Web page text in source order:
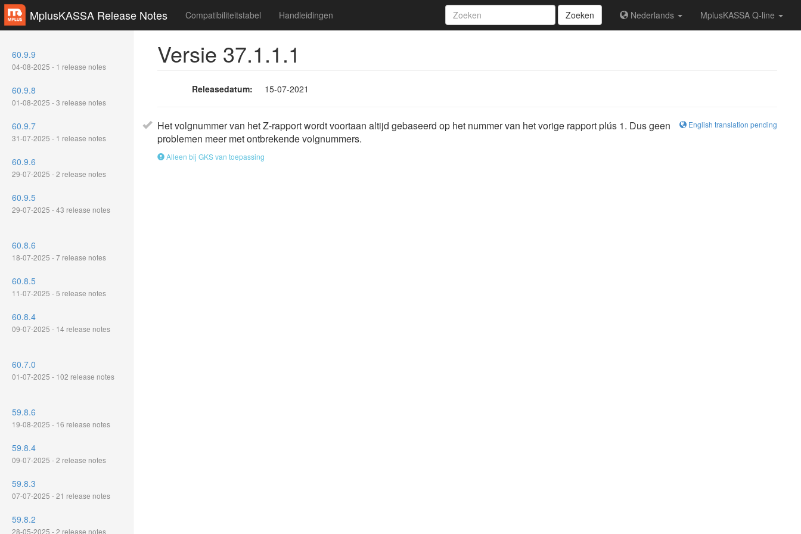
MplusKASSA Release Notes Zoeken Nederlands MplusKASSA Q-line
Compatibiliteitstabel Handleidingen
60.9.9
04-08-2025 - 1 release notes
60.9.8
01-08-2025 - 3 release notes
60.9.7
31-07-2025 - 1 release notes
60.9.6
29-07-2025 - 2 release notes
60.9.5
29-07-2025 - 43 release notes
60.8.6
18-07-2025 - 7 release notes
60.8.5
11-07-2025 - 5 release notes
60.8.4
09-07-2025 - 14 release notes
60.7.0
01-07-2025 - 102 release notes
59.8.6
19-08-2025 - 16 release notes
59.8.4
09-07-2025 - 2 release notes
59.8.3
07-07-2025 - 21 release notes
59.8.2
28-05-2025 - 2 release notes
Versie 37.1.1.1
Releasedatum: 15-07-2021
English translation pending
Het volgnummer van het Z-rapport wordt voortaan altijd gebaseerd op het nummer van het vorige rapport plús 1. Dus geen
problemen meer met ontbrekende volgnummers.
Alleen bij GKS van toepassing